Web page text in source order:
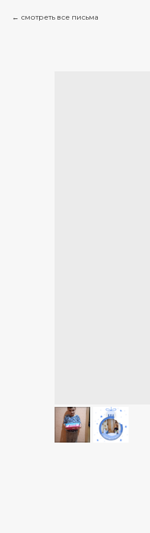
смотреть все письма